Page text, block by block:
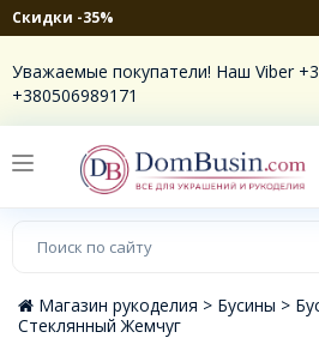
Скидки -35%
Уважаемые покупатели! Наш Viber
+380506989171
Магазин рукоделия > Бусины >
Стеклянный Жемчуг